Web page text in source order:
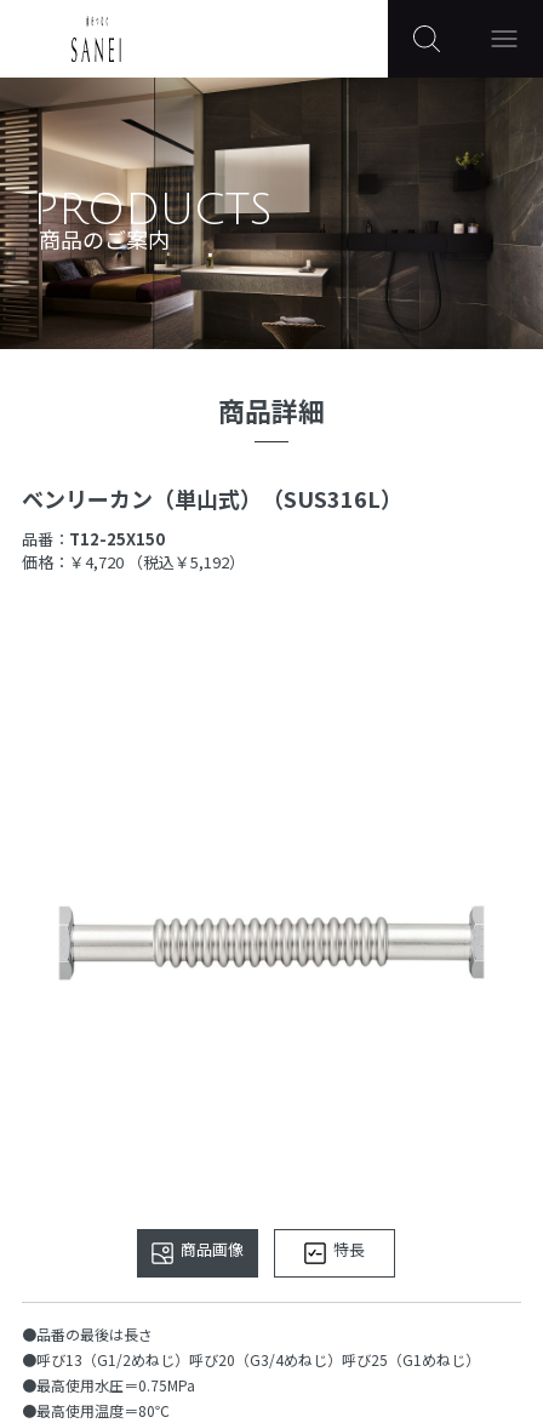
PRODUCTS
商品のご案内
商品詳細
ベンリーカン（単山式）（SUS316L）
品番： T12-25X150
価格：￥4,720
（税込￥5,192）
商品画像 特長
●品番の最後は長さ
●呼び13（G1/2めねじ）呼び20（G3/4めねじ）呼び25（G1めねじ）
●最高使用水圧＝0.75MPa
●最高使用温度＝80℃